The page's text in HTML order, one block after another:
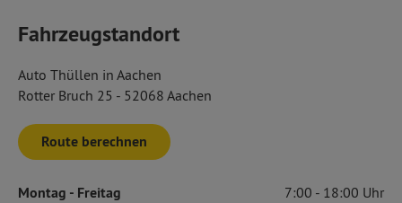
Fahrzeugstandort
Auto Thüllen in Aachen
Rotter Bruch 25 - 52068 Aachen
Route berechnen
Montag - Freitag 7:00 18:00